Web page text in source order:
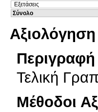
Εξετάσεις
Σύνολο
Περιγραφή
Τελική
Μέθοδοι